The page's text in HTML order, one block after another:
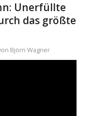
Unerfüllte
das größte
Björn Wagner